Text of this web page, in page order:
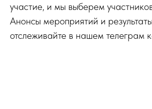
участие, и мы выберем
Анонсы мероприятий и
отслеживайте в нашем телеграм